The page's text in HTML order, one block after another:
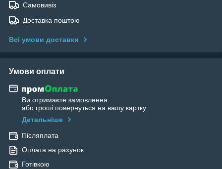
Самовивіз
Доставка поштою
Всі умови доставки
Умови оплати
Ви отримаєте замовлення
або гроші повернуться на вашу картку
Детальніше
Післяплата
Оплата на рахунок
Готівкою